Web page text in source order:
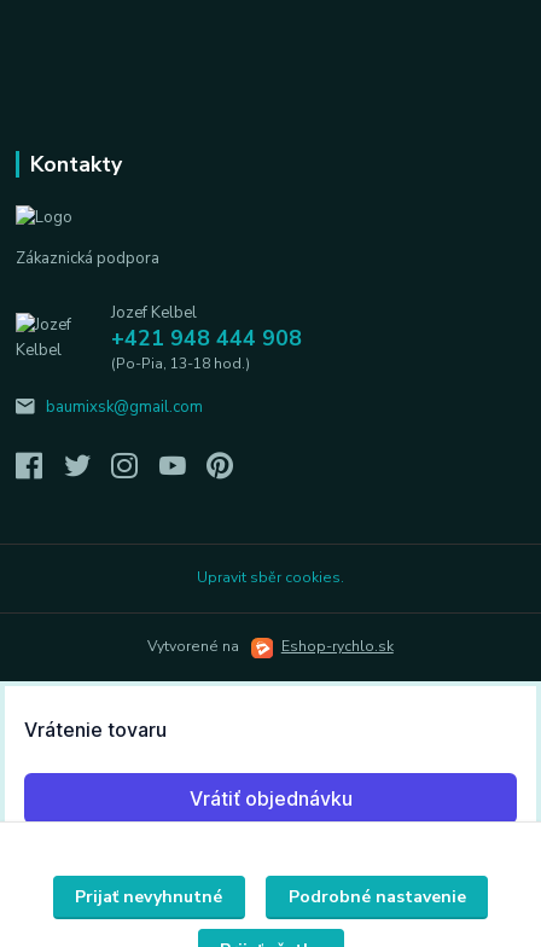
Kontakty
Zákaznická podpora
Jozef Kelbel
+421 948 444 908
(Po-Pia, 13-18 hod.)
baumixsk@gmail.com
Upravit sběr cookies.
Vytvorené na Eshop-rychlo.sk
Prijať nevyhnutné Podrobné nastavenie